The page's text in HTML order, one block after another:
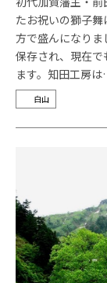
たお祝いの獅子
方で盛んになり
保存され、現在
ます。知田工房
白山